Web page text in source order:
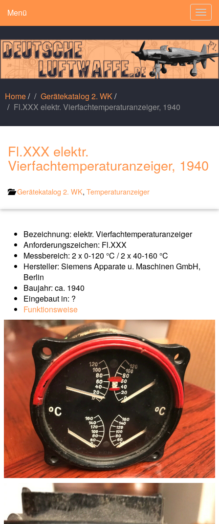
Menü
Home/ Gerätekatalog 2. WK/
Fl.XXX elektr. Vierfachtemperaturanzeiger, 1940
Fl.XXX elektr.
Vierfachtemperaturanzeiger, 1940
Gerätekatalog 2. WK, Temperaturanzeiger
Bezeichnung: elektr. Vierfachtemperaturanzeiger
Anforderungszeichen: Fl.XXX
Messbereich: 2 x 0-120 °C / 2 x 40-160 °C
Hersteller: Siemens Apparate u. Maschinen GmbH,
Berlin
Baujahr: ca. 1940
Eingebaut in: ?
Funktionsweise